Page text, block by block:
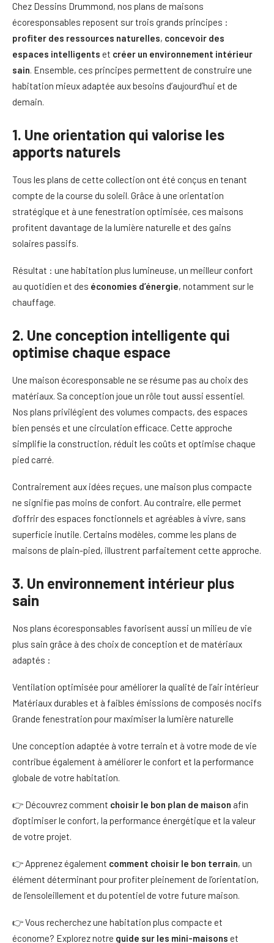
Chez Dessins Drummond, nos plans de maisons
écoresponsables reposent sur trois grands principes :
profiter des ressources naturelles, concevoir des
espaces intelligents et créer un environnement intérieur
sain. Ensemble, ces principes permettent de construire une
habitation mieux adaptée aux besoins d’aujourd’hui et de
demain.
1. Une orientation qui valorise les
apports naturels
Tous les plans de cette collection ont été conçus en tenant
compte de la course du soleil. Grâce à une orientation
stratégique et à une fenestration optimisée, ces maisons
profitent davantage de la lumière naturelle et des gains
solaires passifs.
Résultat : une habitation plus lumineuse, un meilleur confort
au quotidien et des économies d’énergie, notamment sur le
chauffage.
2. Une conception intelligente qui
optimise chaque espace
Une maison écoresponsable ne se résume pas au choix des
matériaux. Sa conception joue un rôle tout aussi essentiel.
Nos plans privilégient des volumes compacts, des espaces
bien pensés et une circulation efficace. Cette approche
simplifie la construction, réduit les coûts et optimise chaque
pied carré.
Contrairement aux idées reçues, une maison plus compacte
ne signifie pas moins de confort. Au contraire, elle permet
d’offrir des espaces fonctionnels et agréables à vivre, sans
superficie inutile. Certains modèles, comme les plans de
maisons de plain-pied, illustrent parfaitement cette approche.
3. Un environnement intérieur plus
sain
Nos plans écoresponsables favorisent aussi un milieu de vie
plus sain grâce à des choix de conception et de matériaux
adaptés :
Ventilation optimisée pour améliorer la qualité de l’air intérieur
Matériaux durables et à faibles émissions de composés nocifs
Grande fenestration pour maximiser la lumière naturelle
Une conception adaptée à votre terrain et à votre mode de vie
contribue également à améliorer le confort et la performance
globale de votre habitation.
👉 Découvrez comment choisir le bon plan de maison afin
d’optimiser le confort, la performance énergétique et la valeur
de votre projet.
👉 Apprenez également comment choisir le bon terrain, un
élément déterminant pour profiter pleinement de l’orientation,
de l’ensoleillement et du potentiel de votre future maison.
👉 Vous recherchez une habitation plus compacte et
économe? Explorez notre guide sur les mini-maisons et